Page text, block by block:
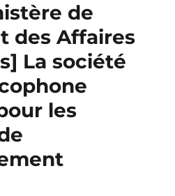
de
des Affaires
La société
les